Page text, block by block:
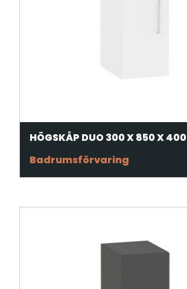
HÖGSKÅP DUO 300 X 850 X 400
Badrumsförvaring